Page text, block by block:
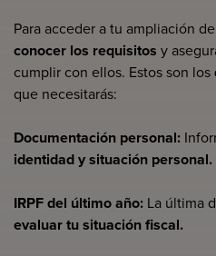
Para acceder a tu ampliación
conocer los requisitos y
cumplir con ellos. Estos son los
que necesitarás:
Documentación personal:
identidad y situación personal.
IRPF del último año: La última
evaluar tu situación fiscal.